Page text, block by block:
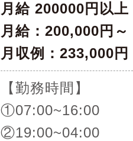
月給 200000円以上
月給：200,000円～
月収例：233,000
【勤務時間】
①07:00~16:00
②19:00~04:00